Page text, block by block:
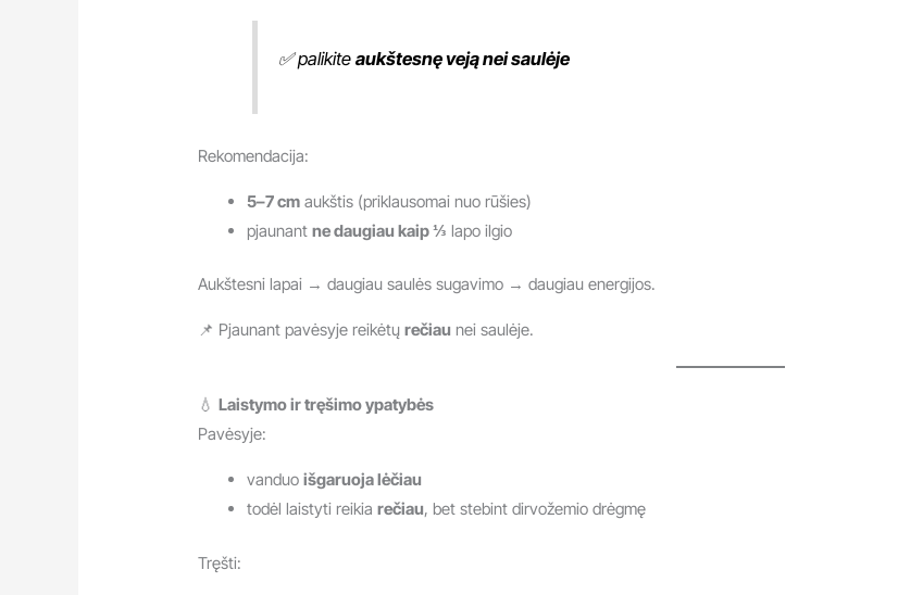
✅ palikiteaukštesnę veją nei saulėje
Rekomendacija:
5–7 cm aukštis (priklausomai nuo rūšies)
pjaunantne daugiau kaip ⅓ lapo ilgio
Aukštesni lapai → daugiau saulės sugavimo → daugiau energijos.
📌 Pjaunant pavėsyje reikėtųrečiau nei saulėje.
💧Laistymo ir tręšimo ypatybės
Pavėsyje:
vanduoišgaruoja lėčiau
todėl laistyti reikiarečiau, bet stebint dirvožemio drėgmę
Tręšti: